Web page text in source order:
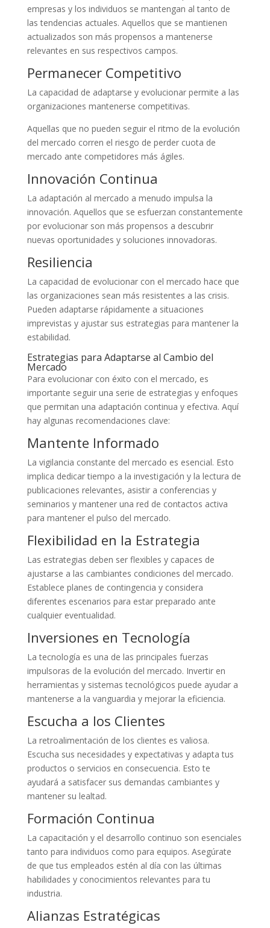
empresas y los individuos se mantengan al tanto de
las tendencias actuales. Aquellos que se mantienen
actualizados son más propensos a mantenerse
relevantes en sus respectivos campos.
Permanecer Competitivo
La capacidad de adaptarse y evolucionar permite a las
organizaciones mantenerse competitivas.
Aquellas que no pueden seguir el ritmo de la evolución
del mercado corren el riesgo de perder cuota de
mercado ante competidores más ágiles.
Innovación Continua
La adaptación al mercado a menudo impulsa la
innovación. Aquellos que se esfuerzan constantemente
por evolucionar son más propensos a descubrir
nuevas oportunidades y soluciones innovadoras.
Resiliencia
La capacidad de evolucionar con el mercado hace que
las organizaciones sean más resistentes a las crisis.
Pueden adaptarse rápidamente a situaciones
imprevistas y ajustar sus estrategias para mantener la
estabilidad.
Estrategias para Adaptarse al Cambio del
Mercado
Para evolucionar con éxito con el mercado, es
importante seguir una serie de estrategias y enfoques
que permitan una adaptación continua y efectiva. Aquí
hay algunas recomendaciones clave:
Mantente Informado
La vigilancia constante del mercado es esencial. Esto
implica dedicar tiempo a la investigación y la lectura de
publicaciones relevantes, asistir a conferencias y
seminarios y mantener una red de contactos activa
para mantener el pulso del mercado.
Flexibilidad en la Estrategia
Las estrategias deben ser flexibles y capaces de
ajustarse a las cambiantes condiciones del mercado.
Establece planes de contingencia y considera
diferentes escenarios para estar preparado ante
cualquier eventualidad.
Inversiones en Tecnología
La tecnología es una de las principales fuerzas
impulsoras de la evolución del mercado. Invertir en
herramientas y sistemas tecnológicos puede ayudar a
mantenerse a la vanguardia y mejorar la eficiencia.
Escucha a los Clientes
La retroalimentación de los clientes es valiosa.
Escucha sus necesidades y expectativas y adapta tus
productos o servicios en consecuencia. Esto te
ayudará a satisfacer sus demandas cambiantes y
mantener su lealtad.
Formación Continua
La capacitación y el desarrollo continuo son esenciales
tanto para individuos como para equipos. Asegúrate
de que tus empleados estén al día con las últimas
habilidades y conocimientos relevantes para tu
industria.
Alianzas Estratégicas